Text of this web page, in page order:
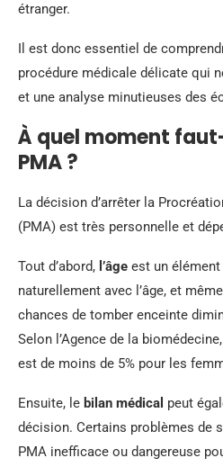
étranger.
Il est donc essentiel de
procédure médicale délicate qui
et une analyse minutieuses des
À quel moment
PMA ?
La décision d’arrêter la
(PMA) est très personnelle et
Tout d’abord, l’âge est un
naturellement avec l’âge, et
chances de tomber enceinte
Selon l’Agence de la
est de moins de 5% pour les
Ensuite, le bilan médical peut
décision. Certains problèmes de
PMA inefficace ou dangereuse